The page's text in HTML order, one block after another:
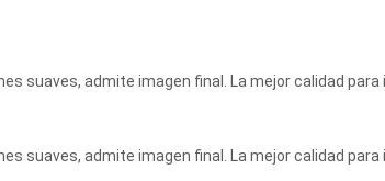
suaves, admite imagen final. La mejor calidad para
suaves, admite imagen final. La mejor calidad para